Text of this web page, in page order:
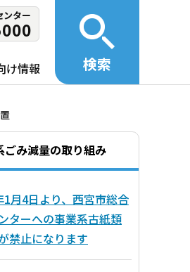
ンター
け情報 検索
ごみ減量の取り組み
1月4日より、西宮市総合
ターへの事業系古紙類
禁止になります